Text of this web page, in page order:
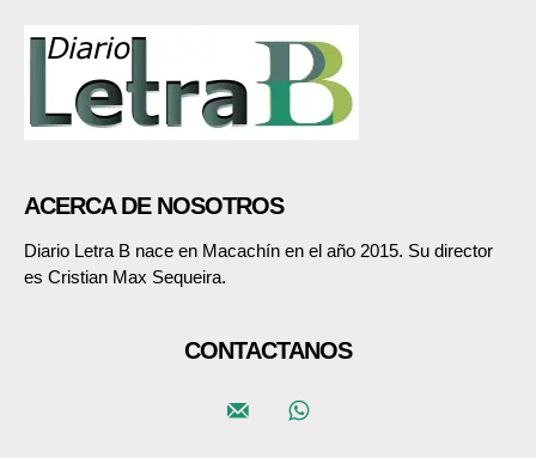
ACERCA DE NOSOTROS
Diario Letra B nace en Macachín en el año 2015. Su director
es Cristian Max Sequeira.
CONTACTANOS